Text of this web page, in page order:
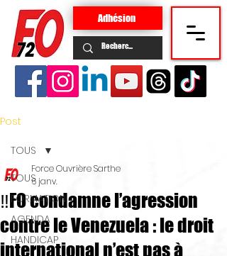
Adhésion
Post
TOUS
FORMATION
AGENDA
HANDICAP
TOUS
‼️FO condamne l’agression
contre le Venezuela : le droit
international n’est pas à
Force Ouvrière Sarthe
6 janv.